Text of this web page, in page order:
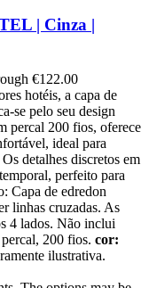
| Cinza |
€122.00
hotéis, a capa de
se pelo seu design
percal 200 fios, oferece
ideal para
detalhes discretos em
perfeito para
Capa de edredon
linhas cruzadas. As
4 lados. Não inclui
200 fios. cor:
ilustrativa.